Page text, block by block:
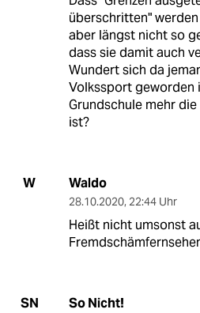
überschritten"
aber längst nicht so
dass sie damit auch
Wundert sich da
Volkssport geworden
Grundschule mehr
ist?
W Waldo
28.10.2020, 22:44 Uhr
Heißt nicht umsonst
SN So Nicht!